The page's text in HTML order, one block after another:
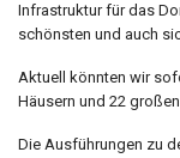
Infrastruktur für das
schönsten und auch
Aktuell könnten wir
Häusern und 22
Die Ausführungen zu